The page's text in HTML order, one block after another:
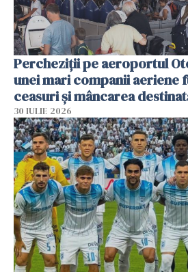
Percheziții pe aeroportul
unei mari companii aeriene
ceasuri și mâncarea
30 IULIE 2026